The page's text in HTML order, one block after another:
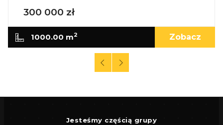
Gwarantujemy bezpieczny zakup i najlepszą
Oferujemy skuteczną i bezpłatną pomoc w
Zapewniamy fachowe doradztwo przy zakupie
ubezpieczeniem OC w PZU.
300 000 zł
1000.00 m2 Zobacz
Jesteśmy częścią grupy